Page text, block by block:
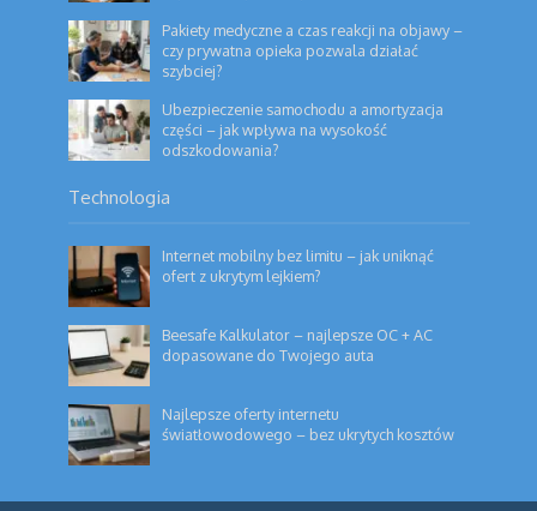
Pakiety medyczne a czas reakcji na objawy –
czy prywatna opieka pozwala działać
szybciej?
Ubezpieczenie samochodu a amortyzacja
części – jak wpływa na wysokość
odszkodowania?
Technologia
Internet mobilny bez limitu – jak uniknąć
ofert z ukrytym lejkiem?
Beesafe Kalkulator – najlepsze OC + AC
dopasowane do Twojego auta
Najlepsze oferty internetu
światłowodowego – bez ukrytych kosztów